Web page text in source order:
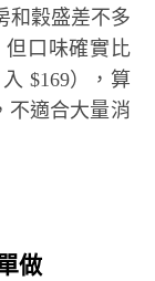
和穀盛差不多
但口味確實比
$169），算
不適合大量消
做